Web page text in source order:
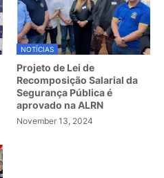
NOTÍCIAS
Projeto de Lei de
Recomposição Salarial da
Segurança Pública é
aprovado na ALRN
November 13, 2024